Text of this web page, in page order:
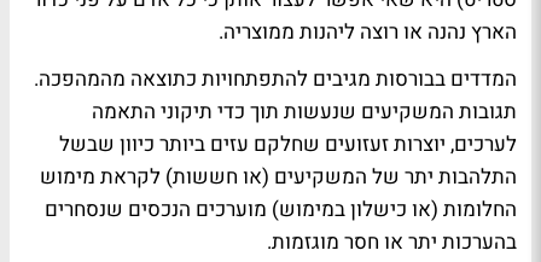
הארץ נהנה או רוצה ליהנות ממוצריה.
המדדים בבורסות מגיבים להתפתחויות כתוצאה מהמהפכה.
תגובות המשקיעים שנעשות תוך כדי תיקוני התאמה
לערכים, יוצרות זעזועים שחלקם עזים ביותר כיוון שבשל
התלהבות יתר של המשקיעים (או חששות) לקראת מימוש
החלומות (או כישלון במימוש) מוערכים הנכסים שנסחרים
בהערכות יתר או חסר מוגזמות.